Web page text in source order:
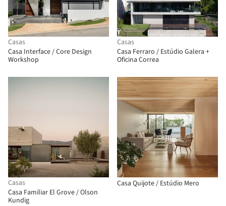
Casas
Casa Interface / Core Design
Workshop
Casas
Casa Ferraro / Estúdio Galera +
Oficina Correa
Casas
Casa Familiar El Grove / Olson
Kundig
Casa Quijote / Estúdio Mero